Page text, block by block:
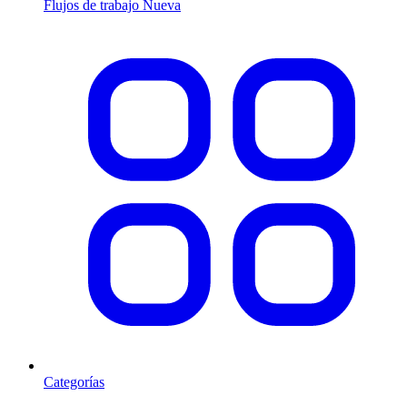
Flujos de trabajo Nueva
Categorías